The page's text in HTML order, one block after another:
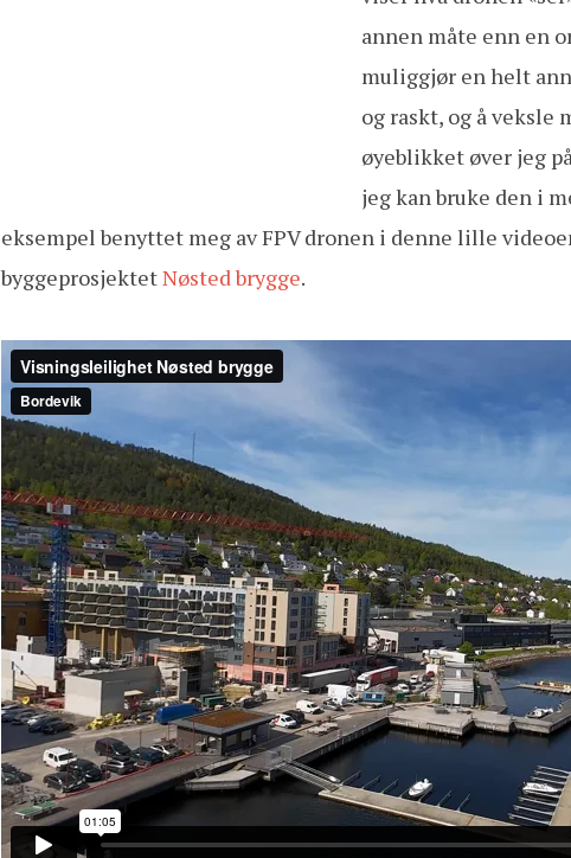
annen måte enn en
muliggjør en helt
og raskt, og å veksle
øyeblikket øver jeg
jeg kan bruke den i
eksempel benyttet meg av FPV dronen i denne lille
byggeprosjektetNøsted brygge.